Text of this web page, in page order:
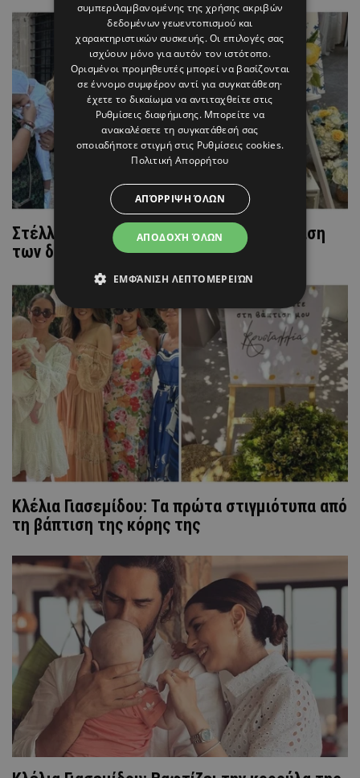
Στέλλα Δημητρίου: Η παραμυθένια βάπτιση
των διδύμων της
Κλέλια Γιασεμίδου: Τα πρώτα στιγμιότυπα από
τη βάπτιση της κόρης της
συμπεριλαμβανομένης της χρήσης ακριβών
δεδομένων γεωεντοπισμού και
χαρακτηριστικών συσκευής. Οι επιλογές σας
ισχύουν μόνο για αυτόν τον ιστότοπο.
Ορισμένοι προμηθευτές μπορεί να βασίζονται
σε έννομο συμφέρον αντί για συγκατάθεση·
έχετε το δικαίωμα να αντιταχθείτε στις
Ρυθμίσεις διαφήμισης. Μπορείτε να
ανακαλέσετε τη συγκατάθεσή σας
οποιαδήποτε στιγμή στις Ρυθμίσεις cookies.
Πολιτική Απορρήτου
ΑΠΟΔΟΧΉ ΌΛΩΝ
ΑΠΌΡΡΙΨΗ ΌΛΩΝ
ΕΜΦΆΝΙΣΗ ΛΕΠΤΟΜΕΡΕΙΏΝ